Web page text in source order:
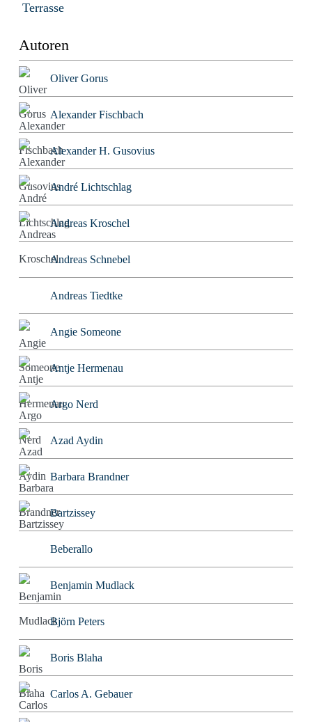
Terrasse
Autoren
Oliver Gorus
Alexander Fischbach
Alexander H. Gusovius
André Lichtschlag
Andreas Kroschel
Andreas Schnebel
Andreas Tiedtke
Angie Someone
Antje Hermenau
Argo Nerd
Azad Aydin
Barbara Brandner
Bartzissey
Beberallo
Benjamin Mudlack
Björn Peters
Boris Blaha
Carlos A. Gebauer